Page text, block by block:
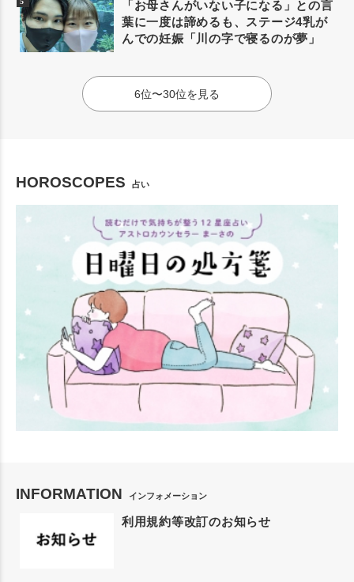
「お母さんがいない子になる」との言
葉に一度は諦めるも、ステージ4乳が
んでの妊娠「川の字で寝るのが夢」
6位〜30位を見る
HOROSCOPES 占い
INFORMATION インフォメーション
利用規約等改訂のお知らせ